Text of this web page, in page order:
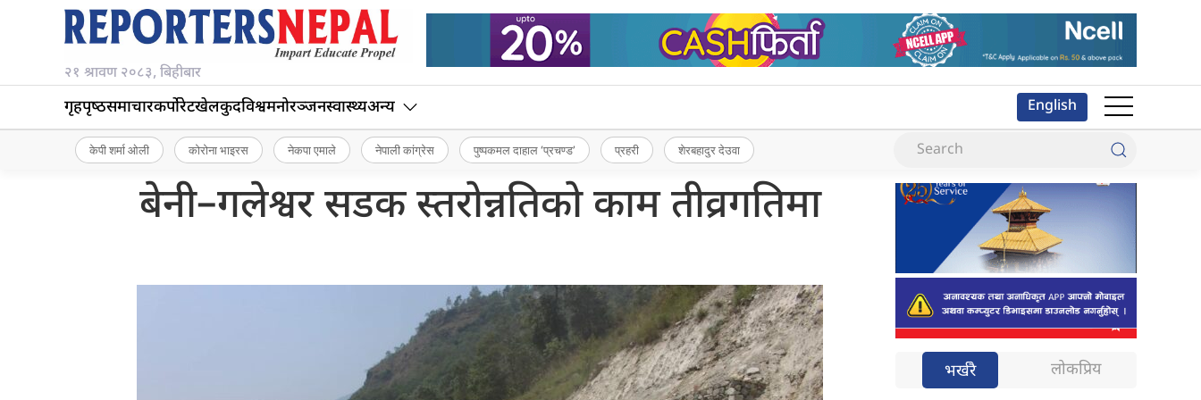
२१ श्रावण २०८३, बिहीबार
गृहपृष्‍ठसमाचारकर्पोरेटखेलकुदविश्वमनोरञ्जनस्वास्थ्यअन्य English
केपी शर्मा ओली कोरोना भाइरस नेकपा एमाले नेपाली कांग्रेस पुष्पकमल दाहाल ‘प्रचण्ड’ प्रहरी शेरबहादुर देउवा
बेनी–गलेश्वर सडक स्तरोन्नतिको काम तीव्रगतिमा
भर्खरै लोकप्रिय